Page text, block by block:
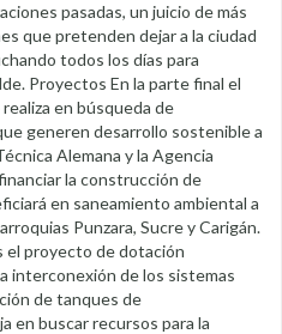
pasadas, un juicio de más
que pretenden dejar a la ciudad
todos los días para
Proyectos En la parte final el
en búsqueda de
generen desarrollo sostenible a
Alemana y la Agencia
la construcción de
en saneamiento ambiental a
Punzara, Sucre y Carigán.
proyecto de dotación
interconexión de los sistemas
de tanques de
en buscar recursos para la